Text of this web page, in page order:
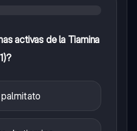
activas de la Tiamina